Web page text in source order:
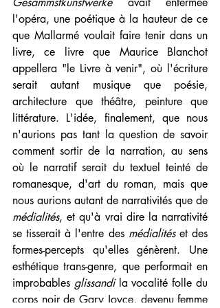
l'opéra, une poétique à la hauteur de ce
que Mallarmé voulait faire tenir dans un
livre, ce livre que Maurice Blanchot
appellera "le Livre à venir", où l'écriture
serait autant musique que poésie,
architecture que théâtre, peinture que
littérature. L'idée, finalement, que nous
n'aurions pas tant la question de savoir
comment sortir de la narration, au sens
où le narratif serait du textuel teinté de
romanesque, d'art du roman, mais que
médialités, et qu'à vrai dire la narrativité
se tisserait à l'entre des médialités et des
formes-percepts qu'elles génèrent. Une
esthétique trans-genre, que performait en
improbables glissandi la vocalité folle du
corps noir de Gary Joyce, devenu femme